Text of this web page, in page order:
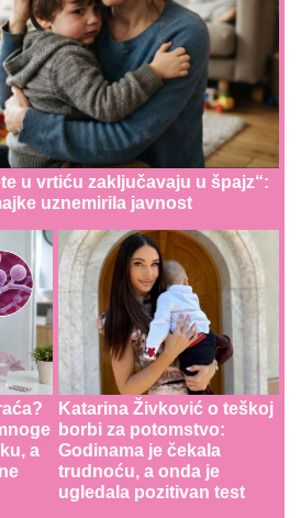
u vrtiću zaključavaju u špajz“:
uznemirila javnost
a
Katarina Živković o teškoj
borbi za potomstvo:
Godinama je čekala
trudnoću, a onda je
ugledala pozitivan test